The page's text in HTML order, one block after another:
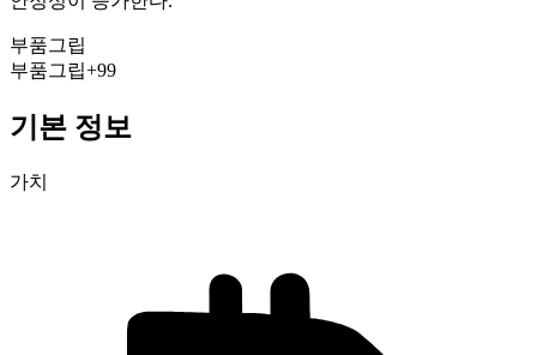
부품그립
부품그립+99
기본 정보
가치